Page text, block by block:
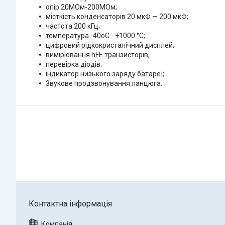
опір 20МОм-200МОм;
місткість конденсаторів 20 мкФ — 200 мкФ;
частота 200 кГц;
температура -40oС - +1000 °C;
цифровий рідкокристалічний дисплей;
вимірювання hFE транзисторів;
перевірка діодів;
індикатор низького заряду батареї;
Звукове продзвонування ланцюга.